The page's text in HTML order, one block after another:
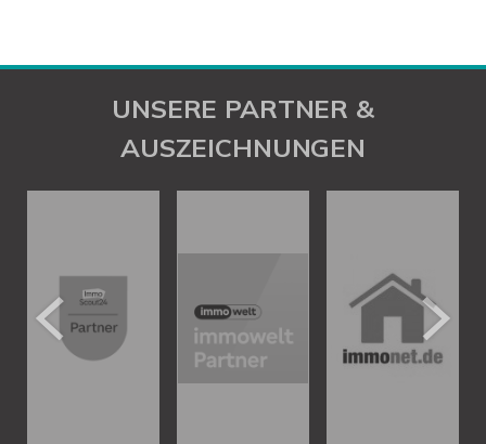
UNSERE PARTNER &
AUSZEICHNUNGEN